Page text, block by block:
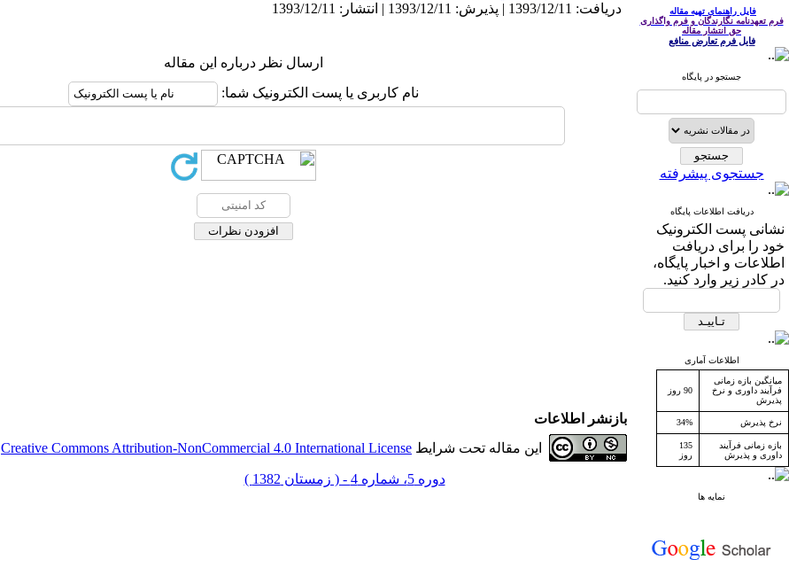
فایل راهنمای تهیه مقاله
فرم تعهدنامه نگارندگان و فرم واگذاری
حق انتشار مقاله
فایل فرم تعارض منافع
جستجو در پایگاه
جستجوی پیشرفته
دریافت اطلاعات پایگاه
نشانی پست الکترونیک
خود را برای دریافت
اطلاعات و اخبار پایگاه،
در کادر زیر وارد کنید.
اطلاعات آماری
میانگین بازه زمانی
فرآیند داوری و نرخ
پذیرش
90 روز
نرخ پذیرش 34%
بازه زمانی فرآیند
داوری و پذیرش
135
روز
نمایه ها
دریافت: 1393/12/11 | پذیرش: 1393/12/11 | انتشار: 1393/12/11
ارسال نظر درباره این مقاله
نام کاربری یا پست الکترونیک شما:
بازنشر اطلاعات
این مقاله تحت شرایط Creative Commons Attribution-NonCommercial 4.0 International License
دوره 5، شماره 4 - ( زمستان 1382 )